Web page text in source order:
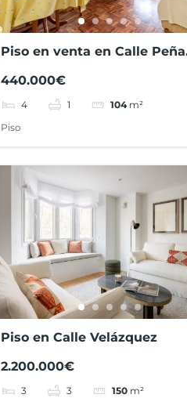
Piso en venta en Calle Peña
440.000€
4 1 104 m²
Piso
Piso en Calle Velázquez
2.200.000€
3 3 150 m²